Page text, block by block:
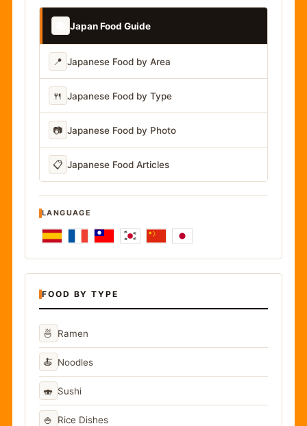
Japan Food Guide
📍 Japanese Food by Area
🍴 Japanese Food by Type
📷 Japanese Food by Photo
📋 Japanese Food Articles
LANGUAGE
FOOD BY TYPE
🍜 Ramen
🍝 Noodles
🍣 Sushi
🍚 Rice Dishes